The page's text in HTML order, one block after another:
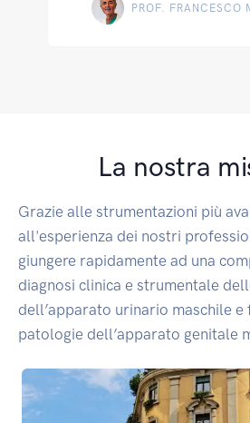
PROF. FRANCESCO
La nostra
Grazie alle strumentazioni più
all'esperienza dei nostri
giungere rapidamente ad una
diagnosi clinica e strumentale
dell’apparato urinario maschile e
patologie dell’apparato genitale